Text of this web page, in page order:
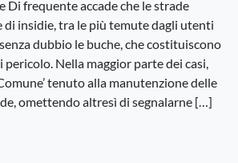
Di frequente accade che le strade
di insidie, tra le più temute dagli utenti
dubbio le buche, che costituiscono
Nella maggior parte dei casi,
tenuto alla manutenzione delle
omettendo altresì di segnalarne […]